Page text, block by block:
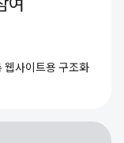
웹사이트용 구조화